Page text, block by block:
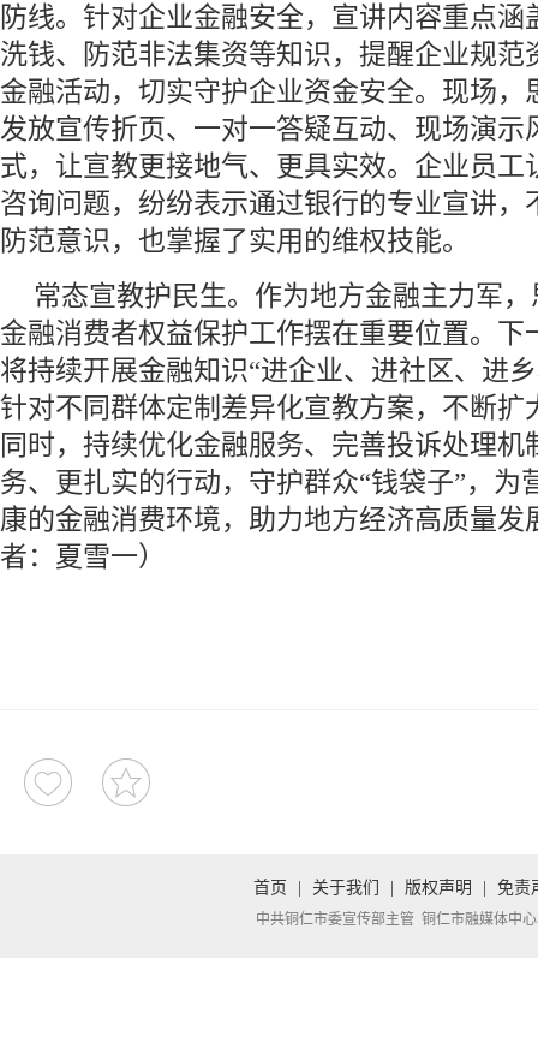
防线。针对企业金融安全，宣讲内容重点涵
洗钱、防范非法集资等知识，提醒企业规范
金融活动，切实守护企业资金安全。现场，
发放宣传折页、一对一答疑互动、现场演示
式，让宣教更接地气、更具实效。企业员工
咨询问题，纷纷表示通过银行的专业宣讲，
防范意识，也掌握了实用的维权技能。
常态宣教护民生。作为地方金融主力军
金融消费者权益保护工作摆在重要位置。下
将持续开展金融知识“进企业、进社区、进
针对不同群体定制差异化宣教方案，不断扩
同时，持续优化金融服务、完善投诉处理机
务、更扎实的行动，守护群众“钱袋子”，为
康的金融消费环境，助力地方经济高质量发
者：夏雪一）
首页 关于我们 版权声明 免责
中共铜仁市委宣传部主管 铜仁市融媒体中心